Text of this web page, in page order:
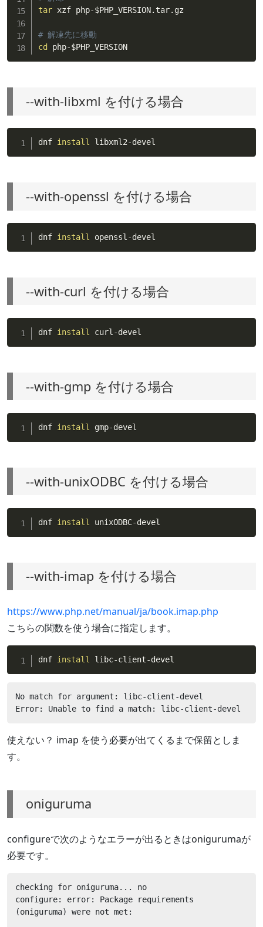
tar xzf php-$PHP_VERSION.tar.gz
# 解凍先に移動
cd
php-$PHP_VERSION
--with-libxml を付ける場合
dnf install libxml2-devel
--with-openssl を付ける場合
dnf install openssl-devel
--with-curl を付ける場合
dnf install curl-devel
--with-gmp を付ける場合
dnf install gmp-devel
--with-unixODBC を付ける場合
dnf install unixODBC-devel
--with-imap を付ける場合
https://www.php.net/manual/ja/book.imap.php
こちらの関数を使う場合に指定します。
dnf install libc-client-devel
No match for argument: libc-client-devel
Error: Unable to find a match: libc-client-devel
使えない？ imap を使う必要が出てくるまで保留としま
す。
oniguruma
configureで次のようなエラーが出るときはonigurumaが
必要です。
checking for oniguruma... no
configure: error: Package requirements
(oniguruma) were not met: